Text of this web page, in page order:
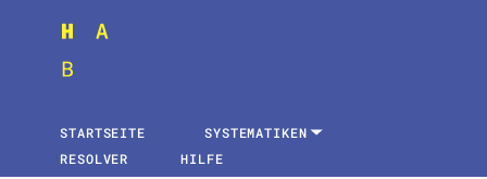
STARTSEITE
SYSTEMATIKEN
RESOLVER
HILFE